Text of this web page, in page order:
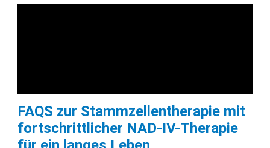
FAQS zur Stammzellentherapie mit
fortschrittlicher NAD-IV-Therapie